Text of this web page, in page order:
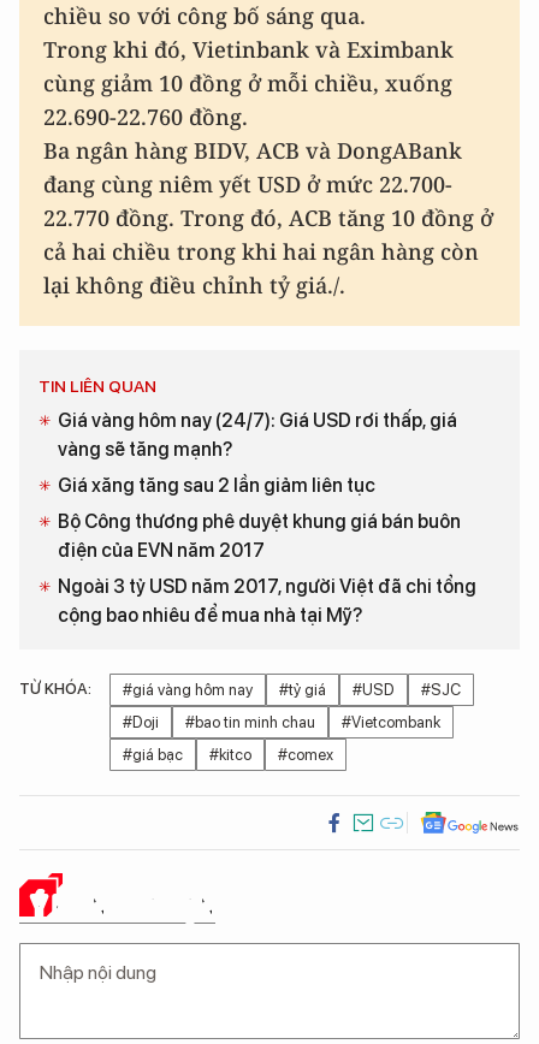
chiều so với công bố sáng qua.
Trong khi đó, Vietinbank và Eximbank
cùng giảm 10 đồng ở mỗi chiều, xuống
22.690-22.760 đồng.
Ba ngân hàng BIDV, ACB và DongABank
đang cùng niêm yết USD ở mức 22.700-
22.770 đồng. Trong đó, ACB tăng 10 đồng ở
cả hai chiều trong khi hai ngân hàng còn
lại không điều chỉnh tỷ giá./.
TIN LIÊN QUAN
Giá vàng hôm nay (24/7): Giá USD rơi thấp, giá
vàng sẽ tăng mạnh?
Giá xăng tăng sau 2 lần giảm liên tục
Bộ Công thương phê duyệt khung giá bán buôn
điện của EVN năm 2017
Ngoài 3 tỷ USD năm 2017, người Việt đã chi tổng
cộng bao nhiêu để mua nhà tại Mỹ?
TỪ KHÓA: #giá vàng hôm nay #tỷ giá #USD
#SJC
#Doji
#bao tin minh chau
#Vietcombank
#giá bạc
#kitco #comex
Ý KIẾN CỦA BẠN